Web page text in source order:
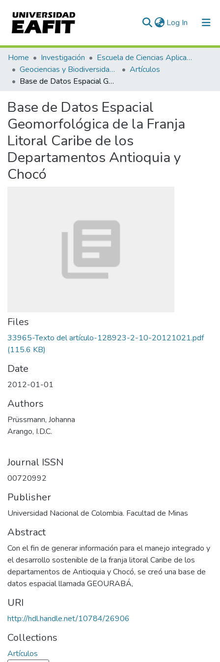
Log In (current)
Communities & Collections
All of DSpace
Home Investigación
Escuela de Ciencias Aplicadas e Ingeniería
Geociencias y Biodiversidad (GEBI)
Artículos
Base de Datos Espacial Geomorfológica de la Franja Litoral Caribe de los Departamentos Antioquia y Chocó
Base de Datos Espacial
Geomorfológica de la Franja
Litoral Caribe de los
Departamentos Antioquia y
Chocó
Files
33965-Texto del artículo-128923-2-10-20121021.pdf
(115.6 KB)
Date
2012-01-01
Authors
Prüssmann, Johanna
Arango, I.D.C.
Journal ISSN
00720992
Publisher
Universidad Nacional de Colombia. Facultad de Minas
Abstract
Con el fin de generar información para el manejo integrado y
el desarrollo sostenible de la franja litoral Caribe de los
departamentos de Antioquia y Chocó, se creó una base de
datos espacial llamada GEOURABÁ,
URI
http://hdl.handle.net/10784/26906
Collections
Artículos